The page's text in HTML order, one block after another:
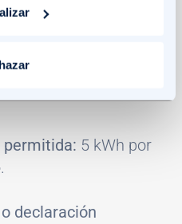
de la obra.
de batería solar
permitida: 5 kWh por
declaración